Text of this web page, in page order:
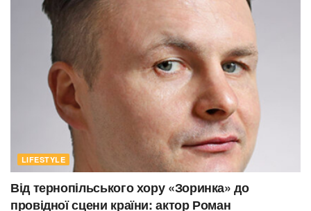
LIFESTYLE
Від тернопільського хору «Зоринка» до
провідної сцени країни: актор Роман